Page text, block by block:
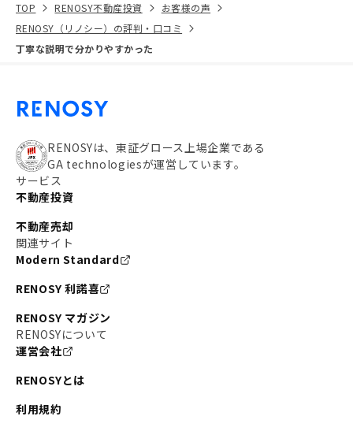
TOP RENOSY不動産投資
お客様の声
RENOSY（リノシー）の評判・口コミ
丁寧な説明で分かりやすかった
RENOSYは、東証グロース上場企業である
GA technologiesが運営しています。
サービス
不動産投資
不動産売却
関連サイト
Modern Standard
RENOSY 利諾喜
RENOSY マガジン
RENOSYについて
運営会社
RENOSYとは
利用規約